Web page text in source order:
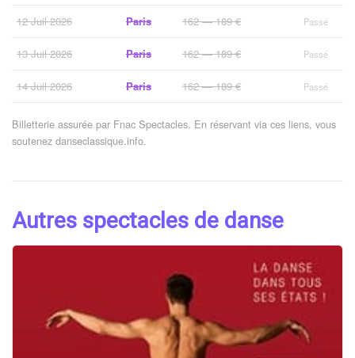
12 Juil 2026 Paris 162 — 189 € Passé
13 Juil 2026 Paris 162 — 189 € Passé
14 Juil 2026 Paris 162 — 189 € Passé
Billetterie assurée par Fnac Spectacles. En réservant via ces liens, vous
soutenez danseclassique.info.
Autres spectacles de danse